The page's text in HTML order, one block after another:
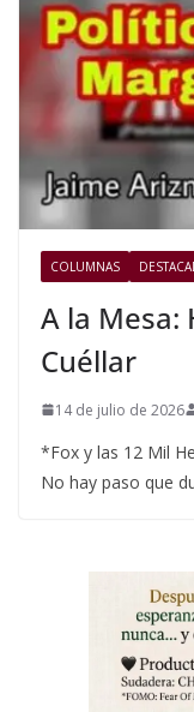
COLUMNAS
A la Mesa:
Cuéllar
14 de julio de 2026
*Fox y las 12 Mil
No hay paso que